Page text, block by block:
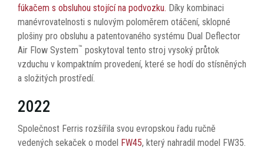
fúkačem s obsluhou stojící na podvozku. Díky kombinaci
manévrovatelnosti s nulovým poloměrem otáčení, sklopné
plošiny pro obsluhu a patentovaného systému Dual Deflector
Air Flow System™ poskytoval tento stroj vysoký průtok
vzduchu v kompaktním provedení, které se hodí do stísněných
a složitých prostředí.
2022
Společnost Ferris rozšířila svou evropskou řadu ručně
vedených sekaček o model FW45, který nahradil model FW35.